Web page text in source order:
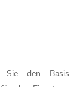
Sie den Basis-